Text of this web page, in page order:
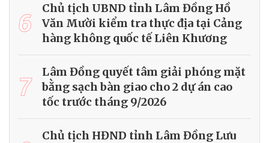
6
Chủ tịch UBND tỉnh Lâm Đồng Hồ
Văn Mười kiểm tra thực địa tại Cảng
hàng không quốc tế Liên Khương
7
Lâm Đồng quyết tâm giải phóng mặt
bằng sạch bàn giao cho 2 dự án cao
tốc trước tháng 9/2026
Chủ tịch HĐND tỉnh Lâm Đồng Lưu